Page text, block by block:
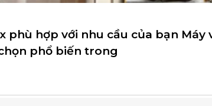
phù hợp với nhu cầu của bạn Máy
phổ biến trong